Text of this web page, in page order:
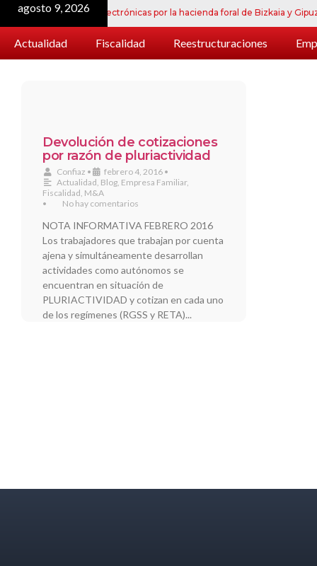
agosto 9, 2026electrónicas por la hacienda foral de Bizkaia y Gipuzkoa
Actualidad Fiscalidad Reestructuraciones
Devolución de cotizaciones
por razón de pluriactividad
Confiaz • febrero 4, 2016 •
Actualidad Blog Empresa Familiar,
Fiscalidad M&A
•
No hay comentarios
NOTA INFORMATIVA FEBRERO 2016
Los trabajadores que trabajan por cuenta
ajena y simultáneamente desarrollan
actividades como autónomos se
encuentran en situación de
PLURIACTIVIDAD y cotizan en cada uno
de los regímenes (RGSS y RETA)...